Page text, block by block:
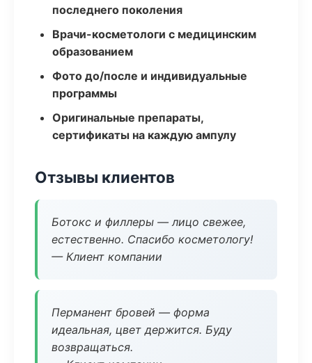
последнего поколения
Врачи-косметологи с медицинским
образованием
Фото до/после и индивидуальные
программы
Оригинальные препараты,
сертификаты на каждую ампулу
Отзывы клиентов
Ботокс и филлеры — лицо свежее,
естественно. Спасибо косметологу!
— Клиент компании
Перманент бровей — форма
идеальная, цвет держится. Буду
возвращаться.